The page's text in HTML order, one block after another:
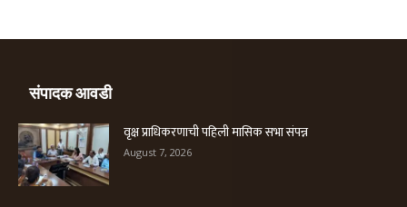
संपादक आवडी
वृक्ष प्राधिकरणाची पहिली मासिक सभा संपन्न
August 7, 2026